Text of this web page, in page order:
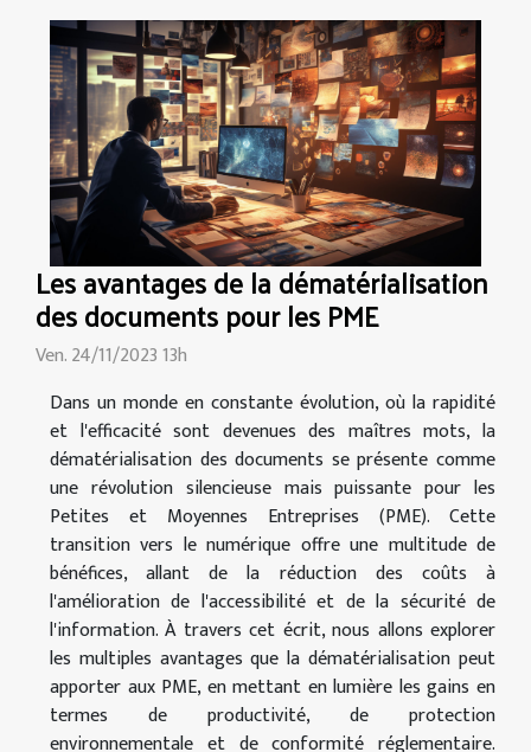
Les avantages de la dématérialisation
des documents pour les PME
Ven. 24/11/2023 13h
Dans un monde en constante évolution, où la rapidité
et l'efficacité sont devenues des maîtres mots, la
dématérialisation des documents se présente comme
une révolution silencieuse mais puissante pour les
Petites et Moyennes Entreprises (PME). Cette
transition vers le numérique offre une multitude de
bénéfices, allant de la réduction des coûts à
l'amélioration de l'accessibilité et de la sécurité de
l'information. À travers cet écrit, nous allons explorer
les multiples avantages que la dématérialisation peut
apporter aux PME, en mettant en lumière les gains en
termes de productivité, de protection
environnementale et de conformité réglementaire.